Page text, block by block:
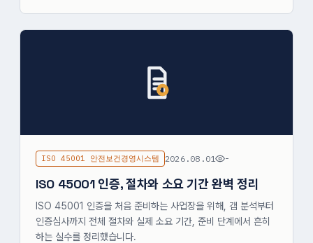
ISO 45001 안전보건경영시스템 2026.08.01 -
ISO 45001 인증, 절차와 소요 기간 완벽 정리
ISO 45001 인증을 처음 준비하는 사업장을 위해, 갭 분석부터
인증심사까지 전체 절차와 실제 소요 기간, 준비 단계에서 흔히
하는 실수를 정리했습니다.